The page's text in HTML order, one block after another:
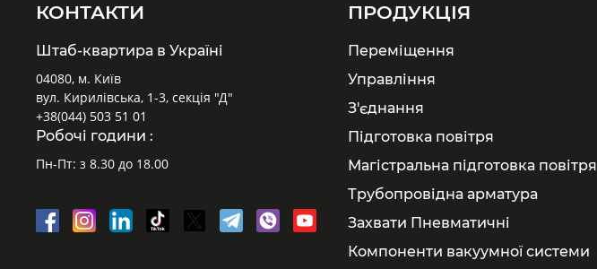
КОНТАКТИ
Штаб-квартира в Україні
04080, м. Київ
вул. Кирилівська, 1-3, секція "Д"
+38(044) 503 51 01
Робочі години :
Пн-Пт: з 8.30 до 18.00
ПРОДУКЦІЯ
Переміщення
Управління
З'єднання
Підготовка повітря
Магістральна підготовка повітря
Трубопровідна арматура
Захвати Пневматичні
Компоненти вакуумної системи